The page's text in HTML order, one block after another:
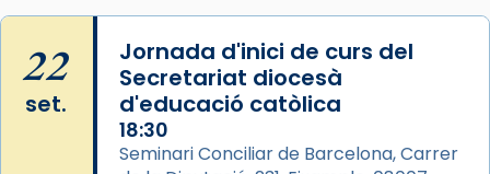
Arquebisbat de Barcelona
2 weeks ago
Memòria de les santes Juliana i
22
set.
Jornada d'inici de curs del
Secretariat diocesà
d'educació catòlica
18:30
Seminari Conciliar de Barcelona, Carrer